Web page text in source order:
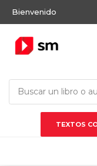
Bienvenido
TEXTOS